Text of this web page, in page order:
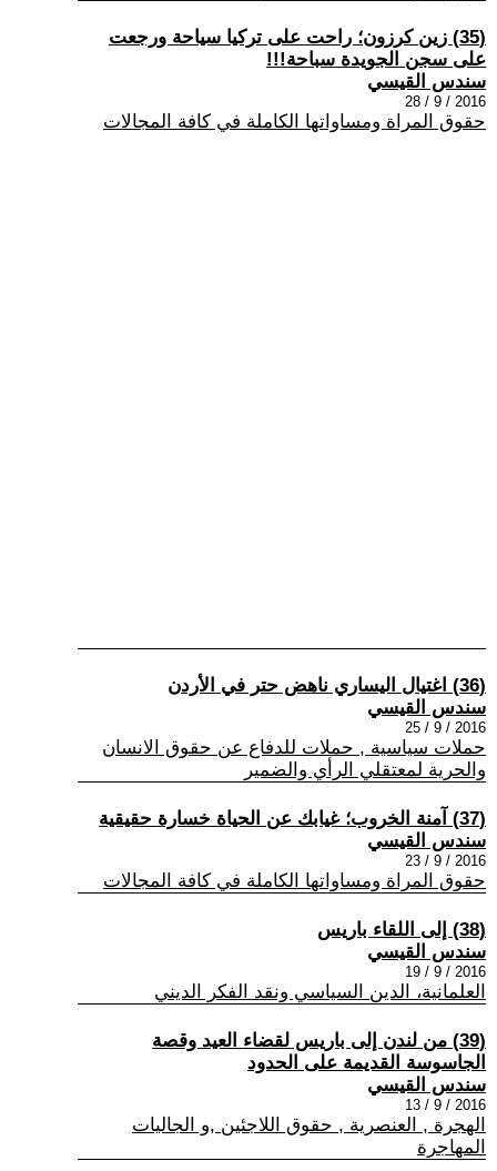
(35) زين كرزون؛ راحت على تركيا سياحة ورجعت
على سجن الجويدة سباحة!!!
سندس القيسي
2016 / 9 / 28
حقوق المراة ومساواتها الكاملة في كافة المجالات
(36) اغتيال اليساري ناهض حتر في الأردن
سندس القيسي
2016 / 9 / 25
حملات سياسية , حملات للدفاع عن حقوق الانسان
والحرية لمعتقلي الرأي والضمير
(37) آمنة الخروب؛ غيابك عن الحياة خسارة حقيقية
سندس القيسي
2016 / 9 / 23
حقوق المراة ومساواتها الكاملة في كافة المجالات
(38) إلى اللقاء باريس
سندس القيسي
2016 / 9 / 19
العلمانية، الدين السياسي ونقد الفكر الديني
(39) من لندن إلى باريس لقضاء العيد وقصة
الجاسوسة القديمة على الحدود
سندس القيسي
2016 / 9 / 13
الهجرة , العنصرية , حقوق اللاجئين ,و الجاليات
المهاجرة